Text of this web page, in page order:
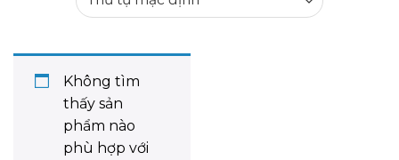
Không tìm
thấy sản
phẩm nào
phù hợp với